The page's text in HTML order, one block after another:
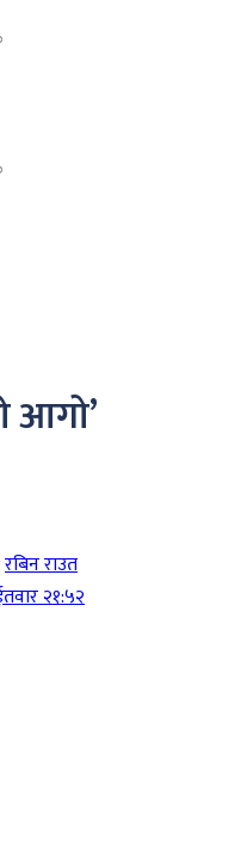
आगो’
रबिन राउत
२१:५२